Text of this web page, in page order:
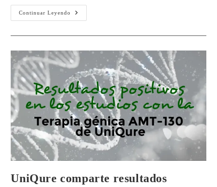
Continuar Leyendo
UniQure comparte resultados